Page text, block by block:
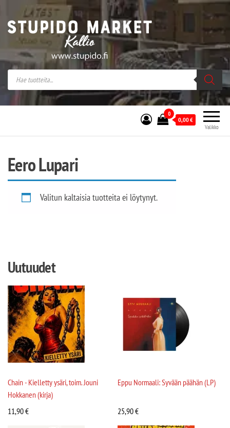
Stupido Market – verkossa ja kivijalassa
Stupido Market on vaihtoehtomusaan
erikoistunut verkko- sekä
kivijalkakauppa Helsingissä Kallion
sydämessä.
Valikko
0
0,00€
Eero Lupari
Valitun kaltaisia tuotteita ei löytynyt.
Uutuudet
Chain - Kielletty ysäri, toim. Jouni
Hokkanen (kirja)
11,90€
Eppu Normaali: Syvään päähän (LP)
25,90€